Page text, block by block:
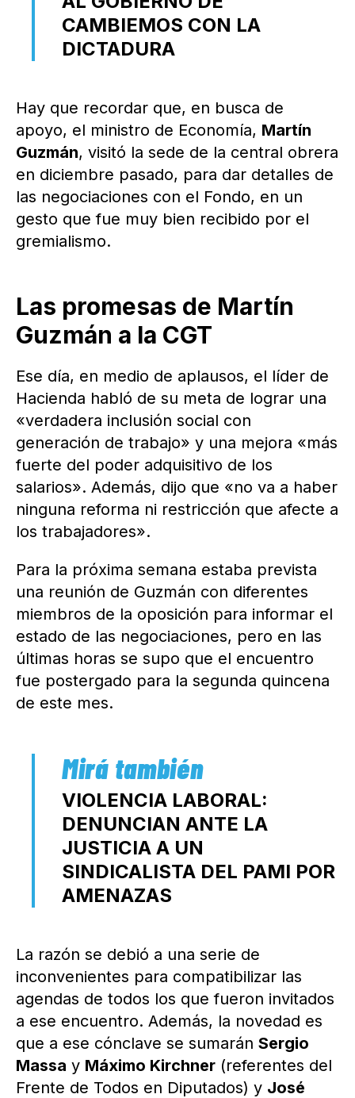
CAMBIEMOS CON LA
DICTADURA
Hay que recordar que, en busca de
apoyo, el ministro de Economía, Martín
Guzmán, visitó la sede de la central obrera
en diciembre pasado, para dar detalles de
las negociaciones con el Fondo, en un
gesto que fue muy bien recibido por el
gremialismo.
Las promesas de Martín
Guzmán a la CGT
Ese día, en medio de aplausos, el líder de
Hacienda habló de su meta de lograr una
«verdadera inclusión social con
generación de trabajo» y una mejora «más
fuerte del poder adquisitivo de los
salarios». Además, dijo que «no va a haber
ninguna reforma ni restricción que afecte a
los trabajadores».
Para la próxima semana estaba prevista
una reunión de Guzmán con diferentes
miembros de la oposición para informar el
estado de las negociaciones, pero en las
últimas horas se supo que el encuentro
fue postergado para la segunda quincena
de este mes.
VIOLENCIA LABORAL:
DENUNCIAN ANTE LA
JUSTICIA A UN
SINDICALISTA DEL PAMI POR
AMENAZAS
La razón se debió a una serie de
inconvenientes para compatibilizar las
agendas de todos los que fueron invitados
a ese encuentro. Además, la novedad es
que a ese cónclave se sumarán Sergio
Massa y Máximo Kirchner (referentes del
Frente de Todos en Diputados) y José